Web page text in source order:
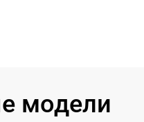
модели